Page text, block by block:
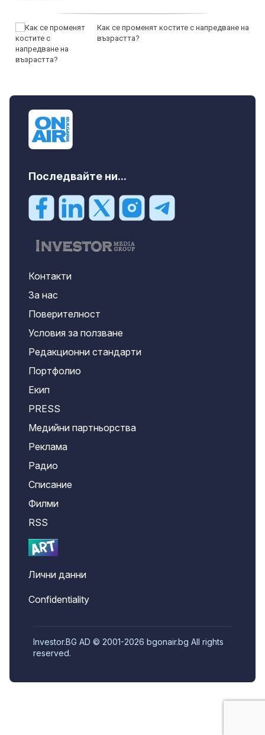
Как се променят костите с напредване на
възрастта?
Последвайте ни...
Контакти
За нас
Поверителност
Условия за ползване
Редакционни стандарти
Портфолио
Екип
PRESS
Медийни партньорства
Реклама
Радио
Списание
Филми
RSS
Лични данни
Confidentiality
Investor.BG AD © 2001-2026 bgonair.bg All rights
reserved.